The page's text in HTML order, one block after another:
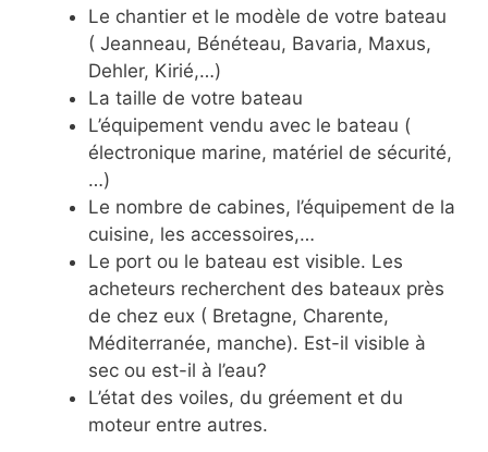
Le chantier et le modèle de votre bateau
( Jeanneau, Bénéteau, Bavaria, Maxus,
Dehler, Kirié,…)
La taille de votre bateau
L’équipement vendu avec le bateau (
électronique marine, matériel de sécurité,
…)
Le nombre de cabines, l’équipement de la
cuisine, les accessoires,…
Le port ou le bateau est visible. Les
acheteurs recherchent des bateaux près
de chez eux ( Bretagne, Charente,
Méditerranée, manche). Est-il visible à
sec ou est-il à l’eau?
L’état des voiles, du gréement et du
moteur entre autres.